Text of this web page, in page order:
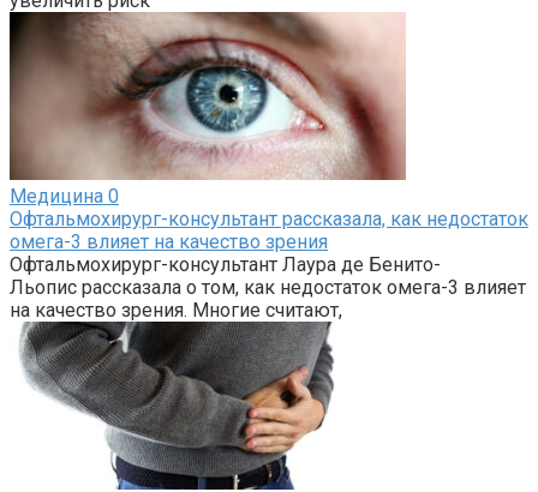
Медицина 0
Офтальмохирург-консультант рассказала, как недостаток
омега-3 влияет на качество зрения
Офтальмохирург-консультант Лаура де Бенито-
Льопис рассказала о том, как недостаток омега-3 влияет
на качество зрения. Многие считают,